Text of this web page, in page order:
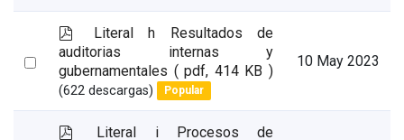
Select
item
p
d
f
Literal h Resultados de
auditorias internas y
gubernamentales ( pdf, 414 KB )
(622 descargas) Popular
10 May 2023
pLiteral i Procesos de